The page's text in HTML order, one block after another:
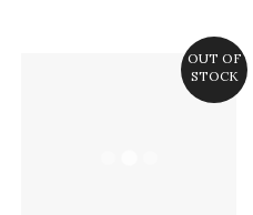
OUT OF
STOCK